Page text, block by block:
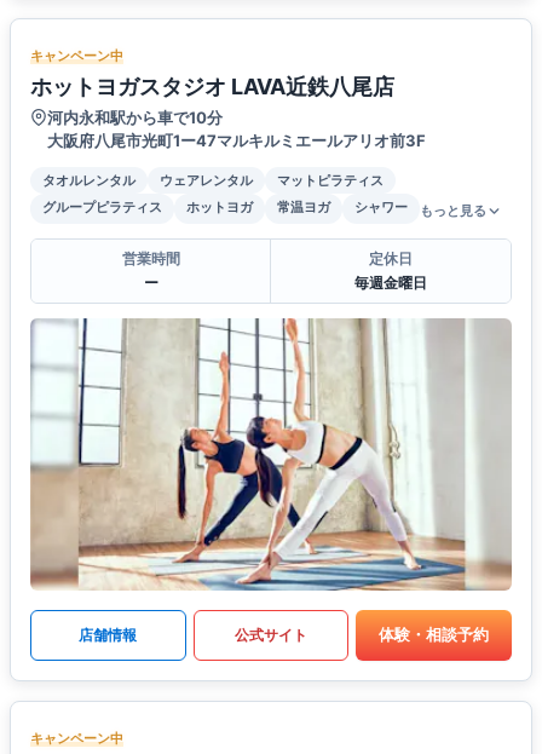
キャンペーン中
ホットヨガスタジオ LAVA近鉄八尾店
河内永和駅から車で10分
大阪府八尾市光町1ー47マルキルミエールアリオ前3F
タオルレンタル ウェアレンタル
マットピラティス
グループピラティス
ホットヨガ 常温ヨガ シャワー もっと見る
営業時間
ー
定休日
毎週金曜日
店舗情報 公式サイト 体験・相談予約
キャンペーン中